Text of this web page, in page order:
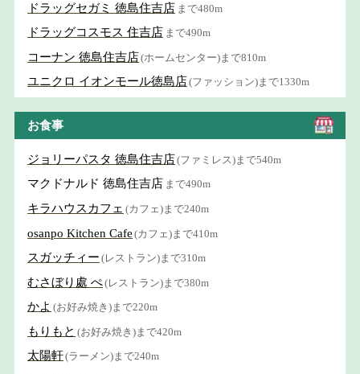
ドラッグセガミ 徳島住吉店 まで480m
ドラッグコスモス 住吉店 まで490m
コーナン 徳島住吉店(ホームセンター)まで810m
ユニクロ イオンモール徳島店(ファッション)まで1330m
お食事
ジョリーパスタ 徳島住吉店(ファミレス)まで540m
マクドナルド 徳島住吉店 まで490m
キラハウスカフェ (カフェ)まで240m
osanpo Kitchen Cafe (カフェ)まで410m
スガッチィー (レストラン)まで310m
むさぼり處 ぺ(レストラン)まで380m
かよ (お好み焼き)まで220m
もりもと (お好み焼き)まで420m
太陽軒(ラーメン)まで240m